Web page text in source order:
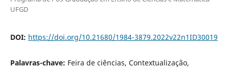
UFGD
DOI: https://doi.org/10.21680/1984-3879.2022v22n1ID30019
Palavras-chave: Feira de ciências, Contextualização,